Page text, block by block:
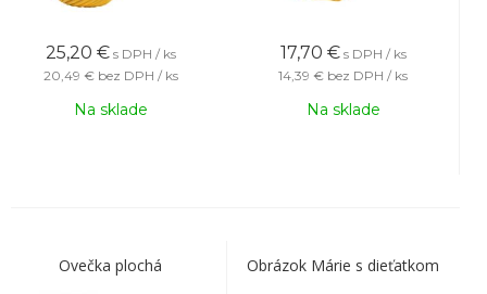
25,20 € s DPH / ks
20,49 € bez DPH / ks
Na sklade
17,70 € s DPH / ks
14,39 € bez DPH / ks
Na sklade
Ovečka plochá Obrázok Márie s dieťatkom